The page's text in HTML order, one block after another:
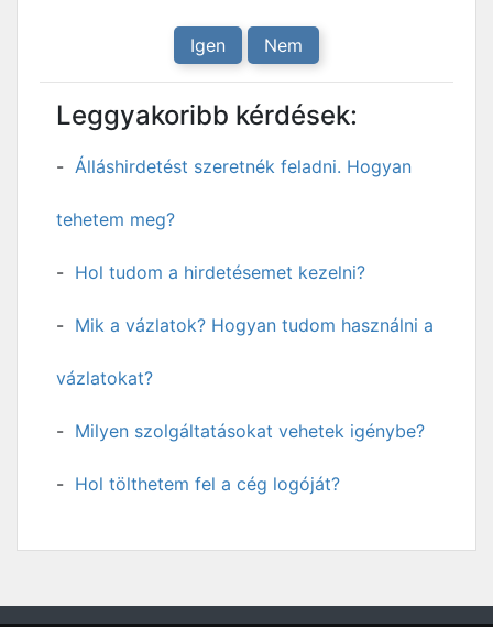
Igen Nem
Leggyakoribb kérdések:
Álláshirdetést szeretnék feladni. Hogyan
tehetem meg?
Hol tudom a hirdetésemet kezelni?
Mik a vázlatok? Hogyan tudom használni a
vázlatokat?
Milyen szolgáltatásokat vehetek igénybe?
Hol tölthetem fel a cég logóját?